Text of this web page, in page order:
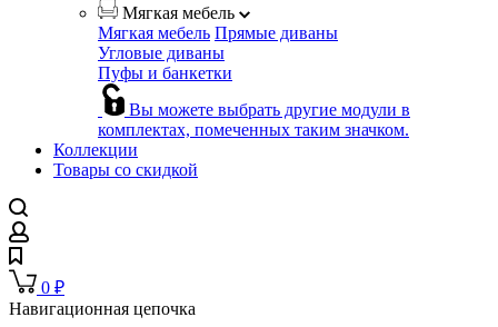
Мягкая мебель
Мягкая мебель Прямые диваны
Угловые диваны
Пуфы и банкетки
Вы можете выбрать другие модули в
комплектах, помеченных таким значком.
Коллекции
Товары со скидкой
0 ₽
Навигационная цепочка